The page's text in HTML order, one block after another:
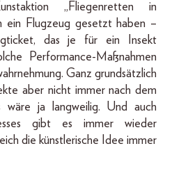
„Fliegenretten in
ein Flugzeug gesetzt haben –
das je für ein Insekt
Performance-Maßnahmen
Ganz grundsätzlich
aber nicht immer nach dem
wäre ja langweilig. Und auch
gibt es immer wieder
die künstlerische Idee immer